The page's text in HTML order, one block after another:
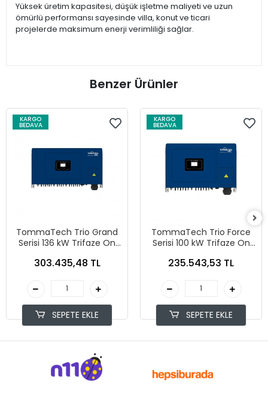
Yüksek üretim kapasitesi, düşük işletme maliyeti ve uzun
ömürlü performansı sayesinde villa, konut ve ticari
projelerde maksimum enerji verimliliği sağlar.
Benzer Ürünler
KARGO
BEDAVA
TommaTech Trio Grand
Serisi 136 kW Trifaze On
303.435,48 TL
SEPETE EKLE
KARGO
BEDAVA
TommaTech Trio Force
Serisi 100 kW Trifaze On
235.543,53 TL
SEPETE EKLE